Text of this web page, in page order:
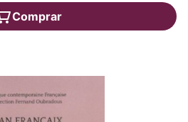
Comprar